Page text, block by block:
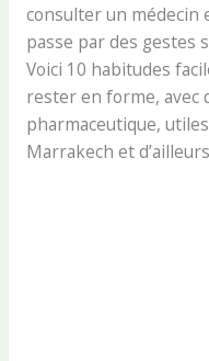
consulter un médecin
passe par des gestes
Voici 10 habitudes
rester en forme, avec
pharmaceutique,
Marrakech et